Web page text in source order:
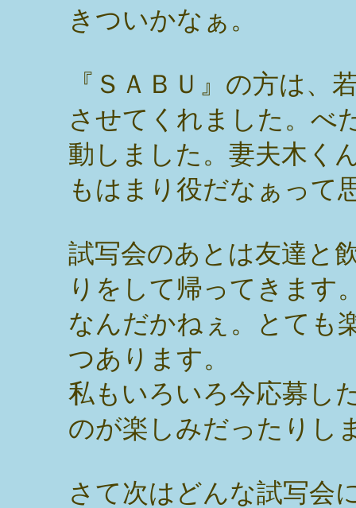
きついかなぁ。
『ＳＡＢＵ』の方は、
させてくれました。べ
動しました。妻夫木く
もはまり役だなぁって
試写会のあとは友達と
りをして帰ってきます
なんだかねぇ。とても
つあります。
私もいろいろ今応募し
のが楽しみだったりし
さて次はどんな試写会